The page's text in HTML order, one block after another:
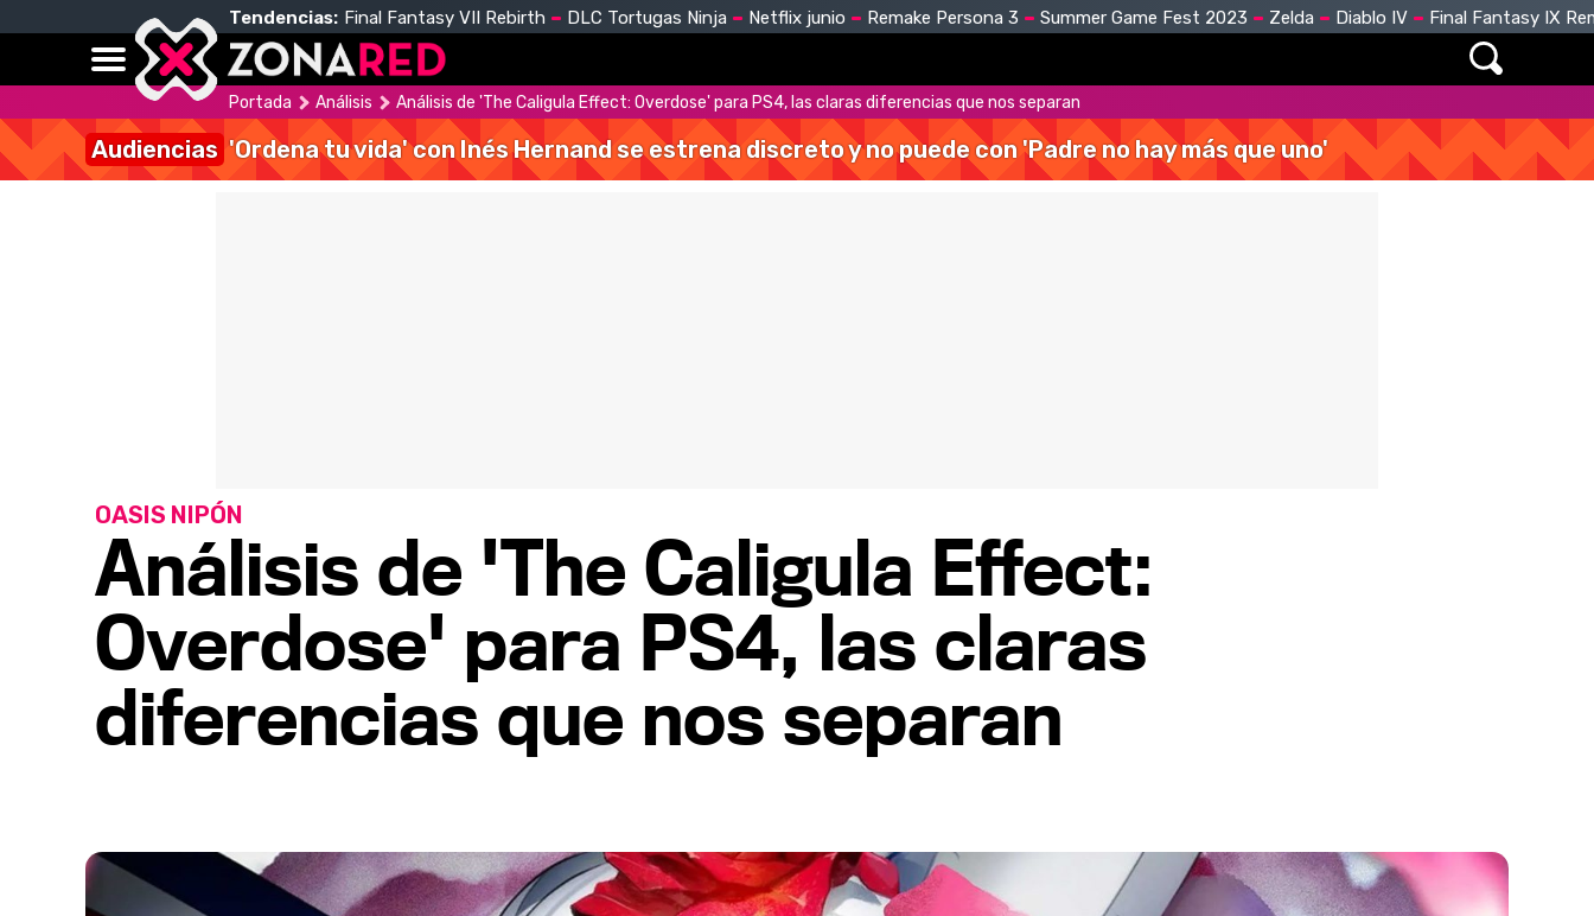
Tendencias: Final Fantasy VII Rebirth DLC Tortugas Ninja Netflix junio Remake Persona 3 Summer Game Fest 2023 Zelda Diablo IV Final Fantasy IX
Portada Análisis Análisis de 'The Caligula Effect: Overdose' para PS4, las claras diferencias que nos separan
Audiencias 'Ordena tu vida' con Inés Hernand se estrena discreto y no puede con 'Padre no hay más que uno'
Análisis de 'The Caligula Effect:
Overdose' para PS4, las claras
diferencias que nos separan
OASIS NIPÓN